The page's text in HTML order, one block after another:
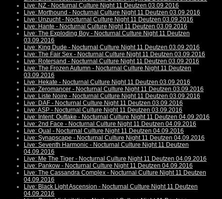
Live: NZ - Nocturnal Culture Night 11 Deutzen 03.09.2016
Live: Morthound - Nocturnal Culture Night 11 Deutzen 03.09.2016
Live: Unzucht - Nocturnal Culture Night 11 Deutzen 03.09.2016
Live: Hante - Nocturnal Culture Night 11 Deutzen 03.09.2016
Live: The Exploding Boy - Nocturnal Culture Night 11 Deutzen
03.09.2016
Live: King Dude - Nocturnal Culture Night 11 Deutzen 03.09.2016
Live: The Fair Sex - Nocturnal Culture Night 11 Deutzen 03.09.2016
Live: Rotersand - Nocturnal Culture Night 11 Deutzen 03.09.2016
Live: The Frozen Autumn - Nocturnal Culture Night 11 Deutzen
03.09.2016
Live: Hekate - Nocturnal Culture Night 11 Deutzen 03.09.2016
Live: Zeromancer - Nocturnal Culture Night 11 Deutzen 03.09.2016
Live: Liste Noire - Nocturnal Culture Night 11 Deutzen 03.09.2016
Live: DAF - Nocturnal Culture Night 11 Deutzen 03.09.2016
Live: ASP - Nocturnal Culture Night 11 Deutzen 03.09.2016
Live: Intent: Outtake - Nocturnal Culture Night 11 Deutzen 04.09.2016
Live: 2nd Face - Nocturnal Culture Night 11 Deutzen 04.09.2016
Live: Qual - Nocturnal Culture Night 11 Deutzen 04.09.2016
Live: Synapscape - Nocturnal Culture Night 11 Deutzen 04.09.2016
Live: Seventh Harmonic - Nocturnal Culture Night 11 Deutzen
04.09.2016
Live: Me The Tiger - Nocturnal Culture Night 11 Deutzen 04.09.2016
Live: Pankow - Nocturnal Culture Night 11 Deutzen 04.09.2016
Live: The Cassandra Complex - Nocturnal Culture Night 11 Deutzen
04.09.2016
Live: Black Light Ascension - Nocturnal Culture Night 11 Deutzen
04.09.2016